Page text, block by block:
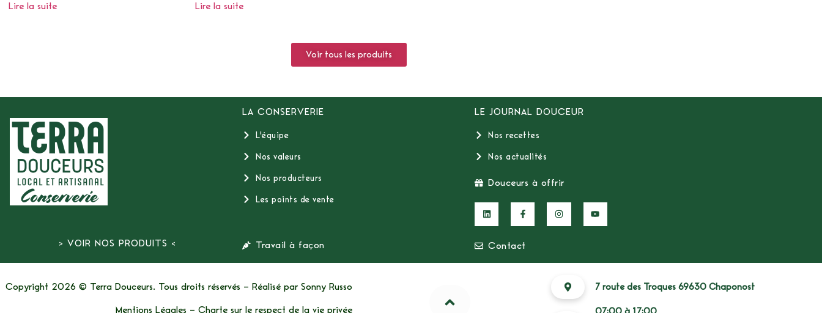
Lire la suite Lire la suite
Voir tous les produits
> VOIR NOS PRODUITS <
LA CONSERVERIE
L'équipe
Nos valeurs
Nos producteurs
Les points de vente
Travail à façon
LE JOURNAL DOUCEUR
Nos recettes
Nos actualités
Douceurs à offrir
Contact
Copyright 2026 © Terra Douceurs. Tous droits réservés – Réalisé parSonny Russo
Mentions Légales –Charte sur le respect de la vie privée
7 route des Troques 69630 Chaponost